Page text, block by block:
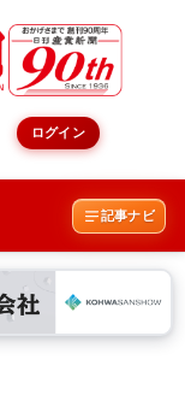
ログイン
記事ナビ